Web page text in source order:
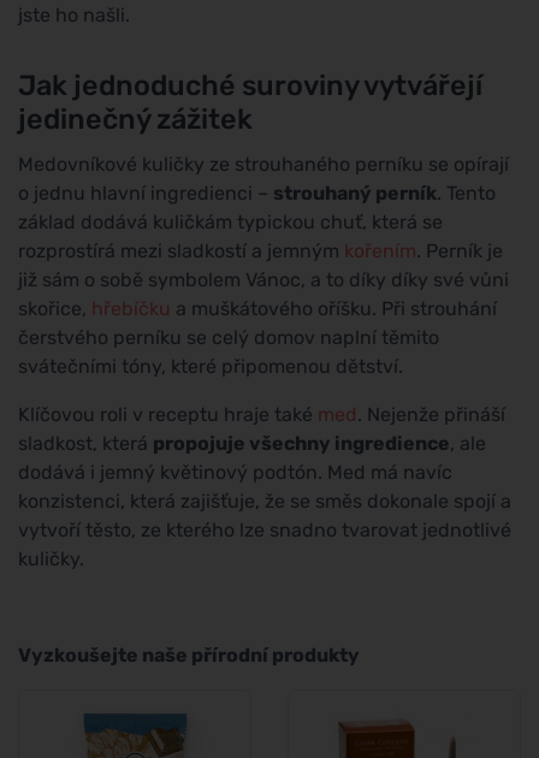
jste ho našli.
Jak jednoduché suroviny vytvářejí
jedinečný zážitek
Medovníkové kuličky ze strouhaného perníku se opírají
o jednu hlavní ingredienci – strouhaný perník. Tento
základ dodává kuličkám typickou chuť, která se
rozprostírá mezi sladkostí a jemným kořením. Perník je
již sám o sobě symbolem Vánoc, a to díky díky své vůni
skořice, hřebíčku a muškátového oříšku. Při strouhání
čerstvého perníku se celý domov naplní těmito
svátečními tóny, které připomenou dětství.
Klíčovou roli v receptu hraje také med. Nejenže přináší
sladkost, která propojuje všechny ingredience, ale
dodává i jemný květinový podtón. Med má navíc
konzistenci, která zajišťuje, že se směs dokonale spojí a
vytvoří těsto, ze kterého lze snadno tvarovat jednotlivé
kuličky.
Vyzkoušejte naše přírodní produkty